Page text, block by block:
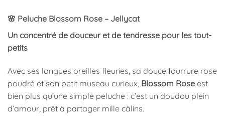
🌸 Peluche Blossom Rose – Jellycat
Un concentré de douceur et de tendresse pour les tout-
petits
Avec ses longues oreilles fleuries, sa douce fourrure rose
poudré et son petit museau curieux, Blossom Rose est
bien plus qu’une simple peluche : c’est un doudou plein
d’amour, prêt à partager mille câlins.